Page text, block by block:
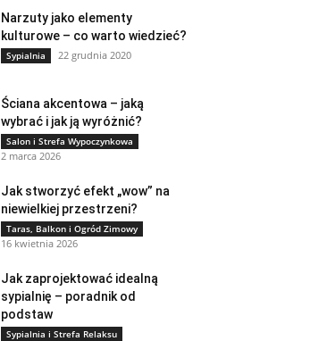
Narzuty jako elementy
kulturowe – co warto wiedzieć?
Sypialnia 22 grudnia 2020
Ściana akcentowa – jaką
wybrać i jak ją wyróżnić?
Salon i Strefa Wypoczynkowa
2 marca 2026
Jak stworzyć efekt „wow” na
niewielkiej przestrzeni?
Taras, Balkon i Ogród Zimowy
16 kwietnia 2026
Jak zaprojektować idealną
sypialnię – poradnik od
podstaw
Sypialnia i Strefa Relaksu